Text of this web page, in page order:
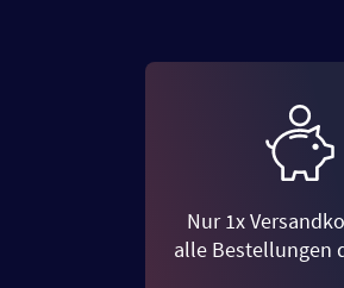
Nur 1x
alle Bestellungen